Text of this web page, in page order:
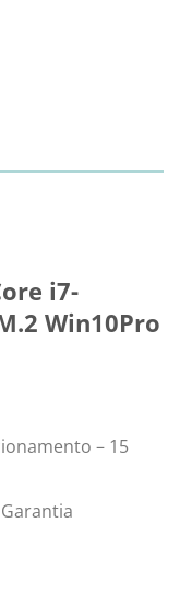
i7-
Win10Pro
– 15